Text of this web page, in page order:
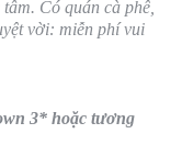
Có quán cà phê,
vời: miễn phí vui
3* hoặc tương